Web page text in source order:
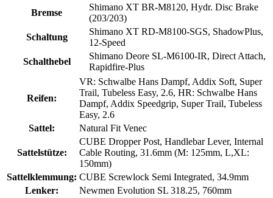
Bremse
Shimano XT BR-M8120, Hydr. Disc Brake
(203/203)
Schaltung
Shimano XT RD-M8100-SGS, ShadowPlus,
12-Speed
Schalthebel
Shimano Deore SL-M6100-IR, Direct Attach,
Rapidfire-Plus
Reifen:
VR: Schwalbe Hans Dampf, Addix Soft, Super
Trail, Tubeless Easy, 2.6, HR: Schwalbe Hans
Dampf, Addix Speedgrip, Super Trail, Tubeless
Easy, 2.6
Sattel:
Natural Fit Venec
Sattelstütze:
CUBE Dropper Post, Handlebar Lever, Internal
Cable Routing, 31.6mm (M: 125mm, L,XL:
150mm)
Sattelklemmung: CUBE Screwlock Semi Integrated, 34.9mm
Lenker:
Newmen Evolution SL 318.25, 760mm